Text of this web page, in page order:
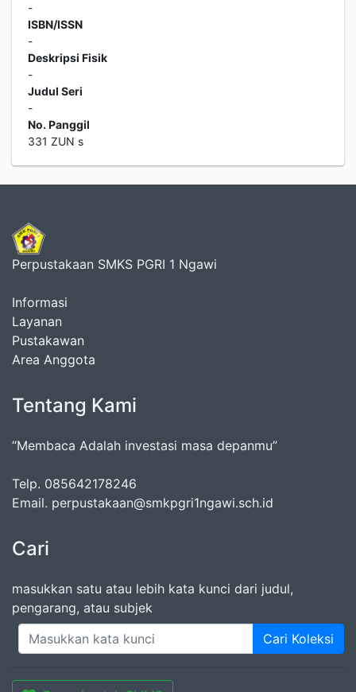
-
ISBN/ISSN
-
Deskripsi Fisik
-
Judul Seri
-
No. Panggil
331 ZUN s
Perpustakaan SMKS PGRI 1 Ngawi
Informasi
Layanan
Pustakawan
Area Anggota
Tentang Kami
“Membaca Adalah investasi masa depanmu”
Telp. 085642178246
Email. perpustakaan@smkpgri1ngawi.sch.id
Cari
masukkan satu atau lebih kata kunci dari judul,
pengarang, atau subjek
Cari Koleksi